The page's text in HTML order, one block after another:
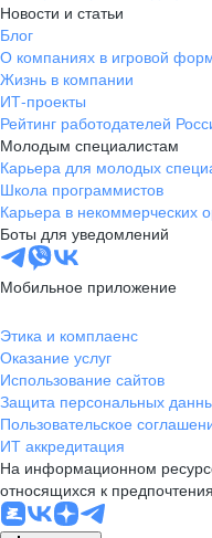
Новости и статьи
Блог
О компаниях в игровой
Жизнь в компании
ИТ-проекты
Рейтинг работодателей
Молодым специалистам
Карьера для молодых
Школа программистов
Карьера в некоммерческих
Боты для уведомлений
Мобильное приложение
Этика и комплаенс
Оказание услуг
Использование сайтов
Защита персональных
Пользовательское
ИТ аккредитация
На информационном
относящихся к